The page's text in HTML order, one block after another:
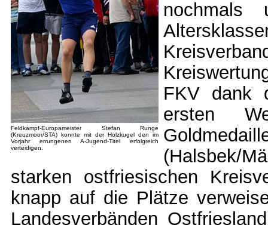
Feldkampf-Europameister Stefan Runge
(Kreuzmoor/STA) konnte mit der Holzkugel den im
Vorjahr errungenen A-Jugend-Titel erfolgreich
verteidigen.
nochmals
FKV dank
ersten
(Halsbek/
starken ostfriesischen
knapp auf die Plätze
Landesverbänden